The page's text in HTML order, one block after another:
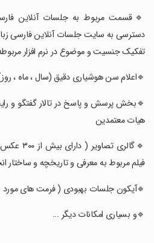
‏🔹قسمت مربوط به جلسات آنلاین
دسترسی به سایت جلسات آنلاین فارسی
تفکیک جنسیت و موضوع در نرم افزار
‏🔹اعلام سن هوشیاری دقیق (سال ، ماه ،
‏🔹بخش پرسش و پاسخ در تالار گفتگو و
هیات معتمدین
‏🔹گالری
فیلم مربوط به معرفی و تاریخچه و
‏🔹آیکون جلسات بهبودی ( فرمت های مورد
‏🔹و بسیاری امکانات دیگر ...